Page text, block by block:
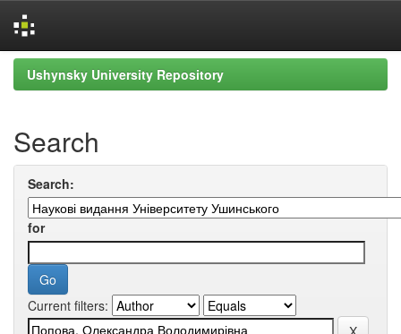
Skip
navigation
Ushynsky University Repository
Search
Search:
for
Current filters: